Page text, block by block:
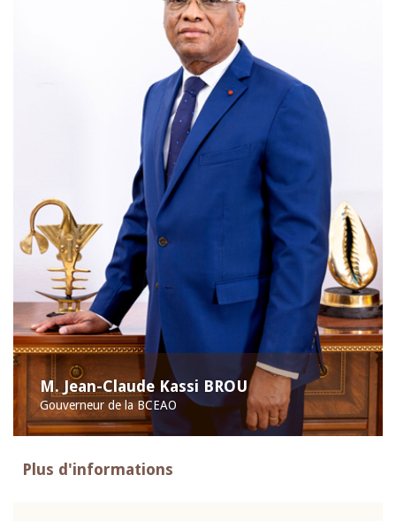
M. Jean-Claude Kassi BROU
Gouverneur de la BCEAO
Plus d'informations